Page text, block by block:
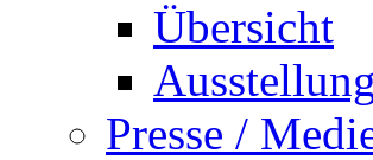
Übersicht
Presse /